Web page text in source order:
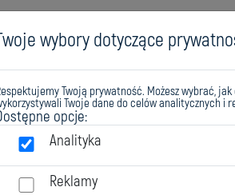
wybory dotyczące
Twoją prywatność. Możesz wybrać, jak
Twoje dane do celów analitycznych i
opcje:
Analityka
Reklamy